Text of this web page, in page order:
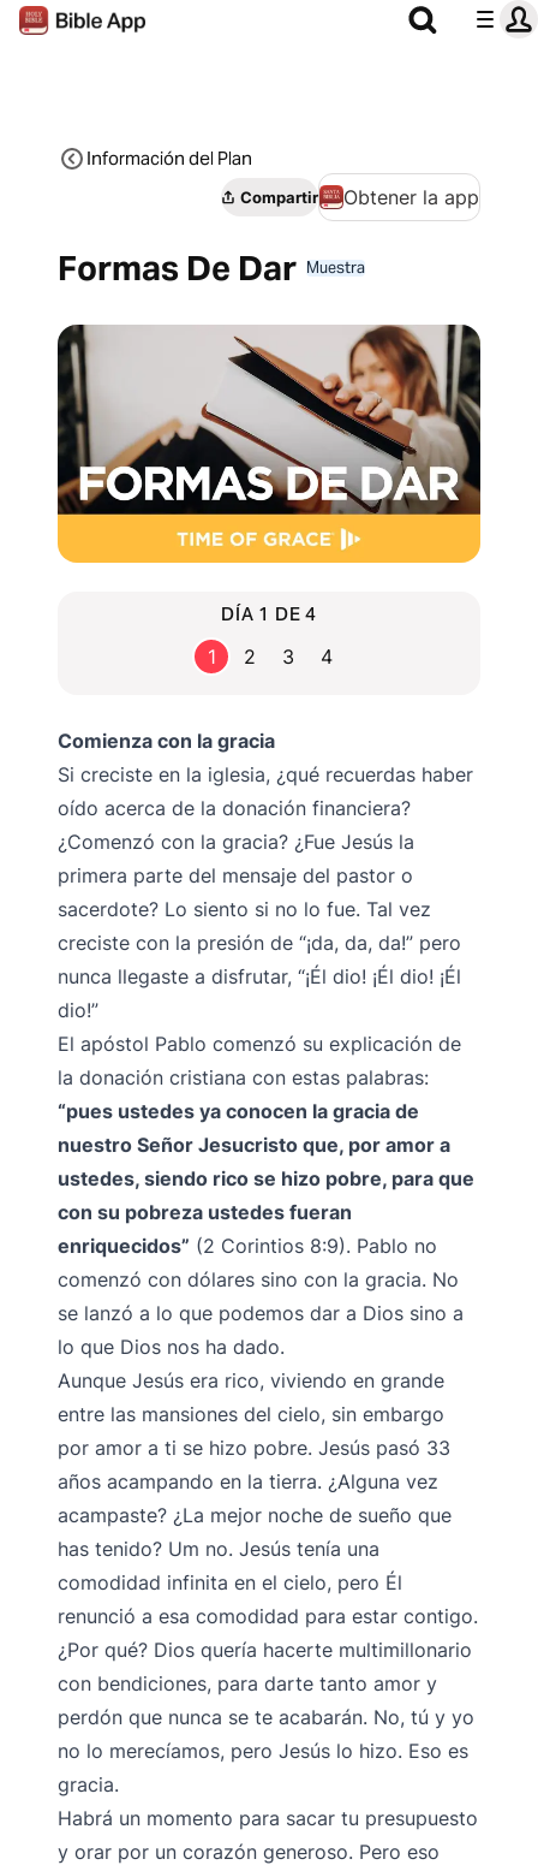
Información del Plan
Compartir Obtener la app
Formas De Dar Muestra
DÍA 1 DE 4
1 2 3 4
Comienza con la gracia
Si creciste en la iglesia, ¿qué recuerdas haber
oído acerca de la donación financiera?
¿Comenzó con la gracia? ¿Fue Jesús la
primera parte del mensaje del pastor o
sacerdote? Lo siento si no lo fue. Tal vez
creciste con la presión de “¡da, da, da!” pero
nunca llegaste a disfrutar, “¡Él dio! ¡Él dio! ¡Él
dio!”
El apóstol Pablo comenzó su explicación de
la donación cristiana con estas palabras:
“pues ustedes ya conocen la gracia de
nuestro Señor Jesucristo que, por amor a
ustedes, siendo rico se hizo pobre, para que
con su pobreza ustedes fueran
enriquecidos” (2 Corintios 8:9). Pablo no
comenzó con dólares sino con la gracia. No
se lanzó a lo que podemos dar a Dios sino a
lo que Dios nos ha dado.
Aunque Jesús era rico, viviendo en grande
entre las mansiones del cielo, sin embargo
por amor a ti se hizo pobre. Jesús pasó 33
años acampando en la tierra. ¿Alguna vez
acampaste? ¿La mejor noche de sueño que
has tenido? Um no. Jesús tenía una
comodidad infinita en el cielo, pero Él
renunció a esa comodidad para estar contigo.
¿Por qué? Dios quería hacerte multimillonario
con bendiciones, para darte tanto amor y
perdón que nunca se te acabarán. No, tú y yo
no lo merecíamos, pero Jesús lo hizo. Eso es
gracia.
Habrá un momento para sacar tu presupuesto
y orar por un corazón generoso. Pero eso